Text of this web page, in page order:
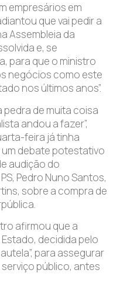
empresários em
que vai pedir a
Assembleia da
e, se
para que o ministro
negócios como este
nos últimos anos”.
pedra de muita coisa
andou a fazer”,
feira já tinha
debate potestativo
audição do
Pedro Nuno Santos,
sobre a compra de
afirmou que a
decidida pelo
para assegurar
público, antes